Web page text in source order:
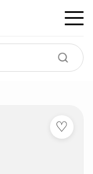
♡